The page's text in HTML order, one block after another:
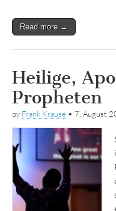
Read more →
Heilige,
Propheten
by Frank Krause • 7. August